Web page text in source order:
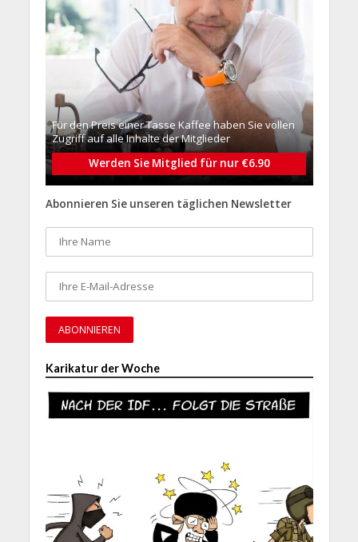
Für den Preis einer Tasse Kaffee haben Sie vollen
Zugriff auf alle Inhalte der Mitglieder
Werden Sie Mitglied für nur €6.90
Abonnieren Sie unseren täglichen Newsletter
Karikatur der Woche